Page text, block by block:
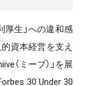
厚生」への違和感
資本経営を支え
（ミーブ）」を展
30 Under 30